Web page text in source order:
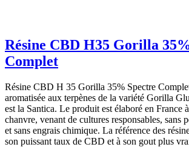
Résine CBD H35 Gorilla
Complet
Résine CBD H 35 Gorilla 35% Spectre
aromatisée aux terpènes de la variété Gorilla
est la Santica. Le produit est élaboré en France
chanvre, venant de cultures responsables, sans
et sans engrais chimique. La référence des
son puissant taux de CBD et à son gout plus